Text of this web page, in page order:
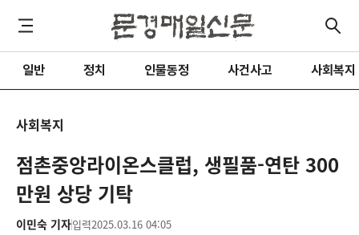
일반 정치 인물동정 사건사고 사회복지
사회복지
점촌중앙라이온스클럽, 생필품-연탄 300
만원 상당 기탁
이민숙 기자입력2025.03.16 04:05